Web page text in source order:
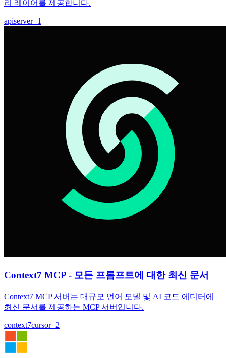
리 레이어를 제공합니다.
apiserver+1
Context7 MCP - 모든 프롬프트에 대한 최신 문서
Context7 MCP 서버는 대규모 언어 모델 및 AI 코드 에디터에
최신 문서를 제공하는 MCP 서버입니다.
context7cursor+2